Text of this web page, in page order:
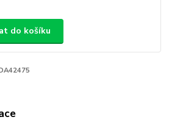
do košíku